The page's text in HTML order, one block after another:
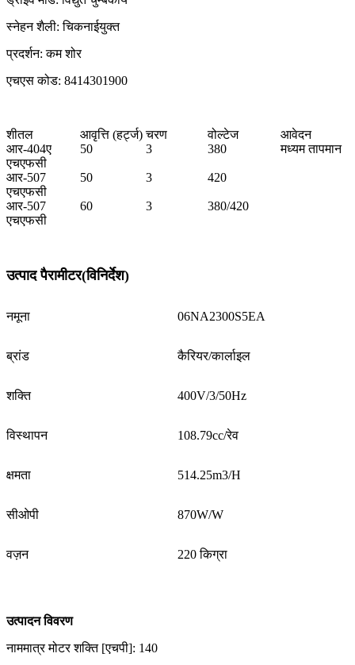
स्नेहन शैली: चिकनाईयुक्त
प्रदर्शन: कम शोर
एचएस कोड: 8414301900
शीतल आवृत्ति (हर्ट्ज) चरण वोल्टेज
आवेदन
आर-404ए
एचएफसी
50 3 380 मध्यम तापमान
आर-507
एचएफसी
50 3 420
आर-507
एचएफसी
60 3 380/420
उत्पाद पैरामीटर(विनिर्देश)
नमूना 06NA2300S5EA
ब्रांड कैरियर/कार्लाइल
शक्ति 400V/3/50Hz
विस्थापन 108.79cc/रेव
क्षमता 514.25m3/H
सीओपी 870W/W
वज़न 220 किग्रा
उत्पादन विवरण
नाममात्र मोटर शक्ति [एचपी]: 140